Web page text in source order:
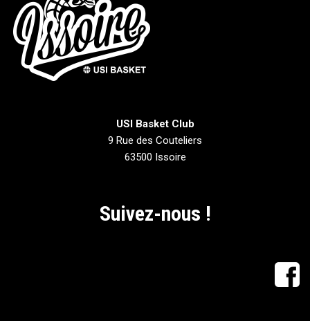
USI Basket Club
9 Rue des Couteliers
63500 Issoire
Suivez-nous !